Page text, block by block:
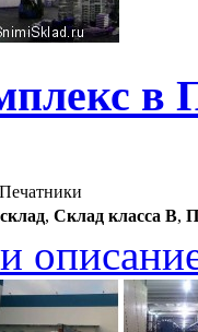
в
, Склад класса B,